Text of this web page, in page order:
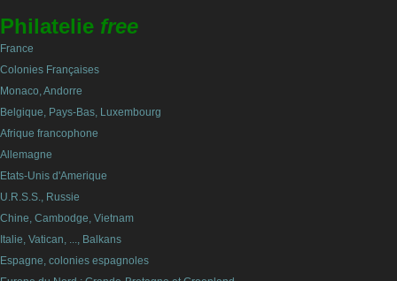
Philatelie free
France
Colonies Françaises
Monaco, Andorre
Belgique, Pays-Bas, Luxembourg
Afrique francophone
Allemagne
Etats-Unis d'Amerique
U.R.S.S., Russie
Chine, Cambodge, Vietnam
Italie, Vatican, ..., Balkans
Espagne, colonies espagnoles